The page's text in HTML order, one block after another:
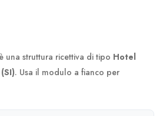
una struttura ricettiva di tipo Hotel
. Usa il modulo a fianco per